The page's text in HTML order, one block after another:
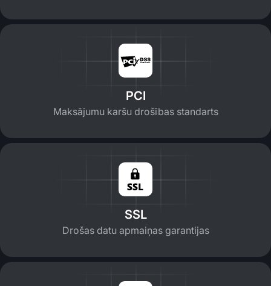
PCI
Maksājumu karšu drošības standarts
SSL
Drošas datu apmaiņas garantijas